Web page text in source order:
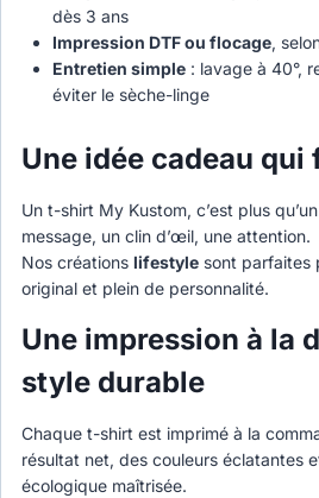
dès 3 ans
Impression DTF ou flocage,
Entretien simple: lavage à 40°,
éviter le sèche-linge
Une idée cadeau
Un t-shirt My Kustom, c’est plus
message, un clin d’œil, une attention.
Nos créations lifestyle sont parfaites
original et plein de personnalité.
Une impression à la
style durable
Chaque t-shirt est imprimé à la
résultat net, des couleurs éclatantes
écologique maîtrisée.